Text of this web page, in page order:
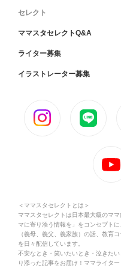
セレクト
ママスタセレクトQ&A
ライター募集
イラストレーター募集
＜ママスタセレクトとは＞
ママスタセレクトは日本最大級のマ
マに寄り添う情報を」をコンセプト
（義母、義父、義家族）の話、教育
を日々配信しています。
不安なとき・笑いたいとき・泣きた
り添った記事をお届け！ママライタ